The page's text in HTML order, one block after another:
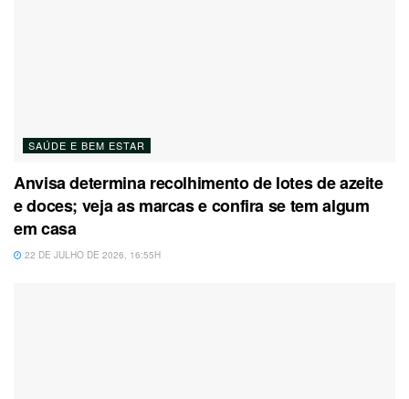
SAÚDE E BEM ESTAR
Anvisa determina recolhimento de lotes de azeite
e doces; veja as marcas e confira se tem algum
em casa
22 DE JULHO DE 2026, 16:55H